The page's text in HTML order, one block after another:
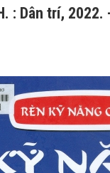
: Dân trí,